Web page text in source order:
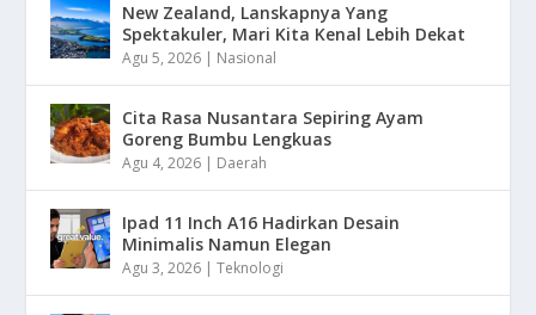
New Zealand, Lanskapnya Yang
Spektakuler, Mari Kita Kenal Lebih Dekat
Agu 5, 2026 | Nasional
Cita Rasa Nusantara Sepiring Ayam
Goreng Bumbu Lengkuas
Agu 4, 2026 | Daerah
Ipad 11 Inch A16 Hadirkan Desain
Minimalis Namun Elegan
Agu 3, 2026 |Teknologi